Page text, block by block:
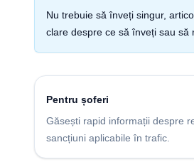
Nu trebuie să înveți singur,
clare despre ce să înveți sau să
Pentru șoferi
Găsești rapid informații despre
sancțiuni aplicabile în trafic.